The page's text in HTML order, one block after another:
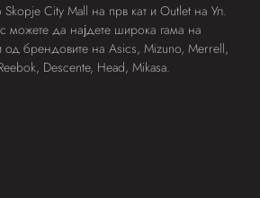
City Mall на прв кат и Outlet на Ул.
можете да најдете широка гама на
од брендовите на Asics, Mizuno, Merrell,
Descente, Head, Mikasa.